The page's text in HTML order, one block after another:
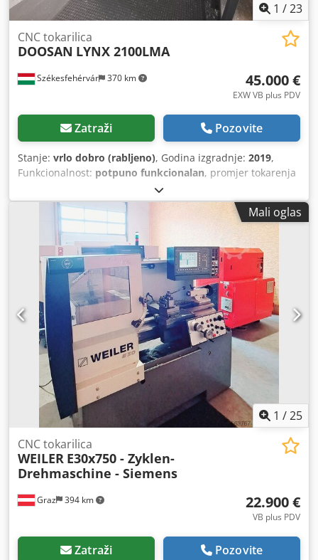
1 /23
Székesfehérvár 370 km
CNC tokarilica
DOOSAN LYNX 2100LMA
45.000 €
EXW VB plus PDV
Zatraži Pozovite
Stanje: vrlo dobro (rabljeno), Godina izgradnje: 2019,
Funkcionalnost: potpuno funkcionalan, promjer tokarenja
300 mm
mm, osovina provrt:51 mm, maksimalna brzina vretena:
6.000 okret/min, brzi pomjeraj X-os: 30 m/min , brzi hod Z-
36 m/min, okretni moment: , prolaz šipke:
, vanjski promjer stezne glave:152 mm, Oprema:
beskonačno promjenjiva brzina rotacije, dokumentacija /
priručnik
Mali oglas
1 /25
Graz 394 km
CNC tokarilica
WEILER E30x750 - Zyklen-
Drehmaschine - Siemens
22.900 €
VB plus PDV
Zatraži Pozovite